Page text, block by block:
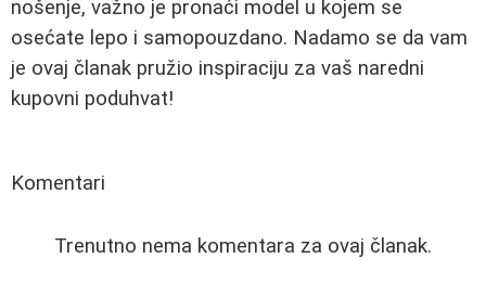
nošenje, važno je pronaći model u kojem se
osećate lepo i samopouzdano. Nadamo se da vam
je ovaj članak pružio inspiraciju za vaš naredni
kupovni poduhvat!
Komentari
Trenutno nema komentara za ovaj članak.